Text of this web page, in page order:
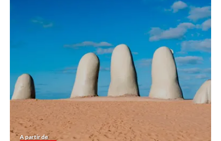
A partir de